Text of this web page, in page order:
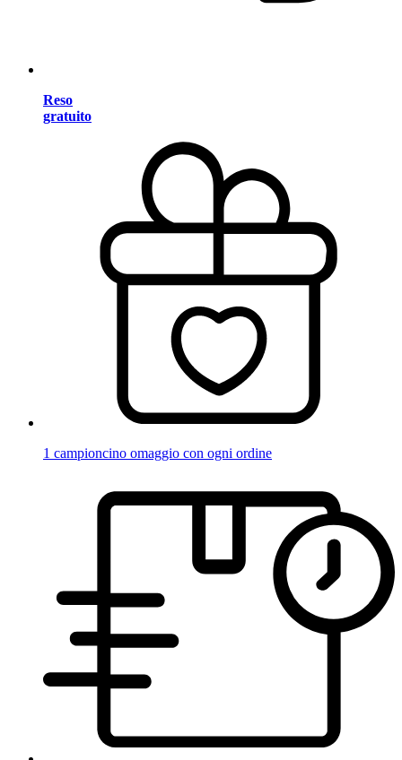
Reso
gratuito
1 campioncino omaggio con ogni ordine